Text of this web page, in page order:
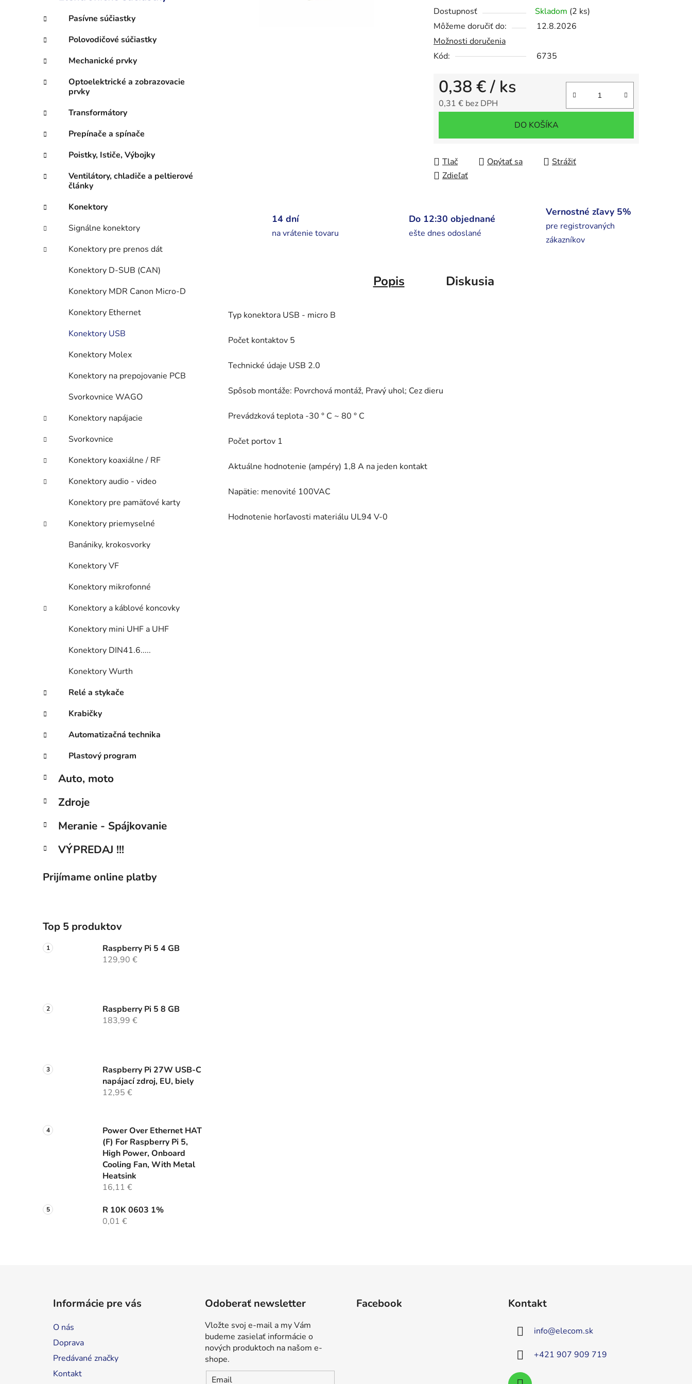
l
Pasívne súčiastky
Polovodičové súčiastky
Mechanické prvky
Optoelektrické a zobrazovacie
prvky
Transformátory
Prepínače a spínače
Poistky, Ističe, Výbojky
Ventilátory, chladiče a peltierové
články
Konektory
Signálne konektory
Konektory pre prenos dát
Konektory D-SUB (CAN)
Konektory MDR Canon Micro-D
Konektory Ethernet
Konektory USB
Konektory Molex
Konektory na prepojovanie PCB
Svorkovnice WAGO
Konektory napájacie
Svorkovnice
Konektory koaxiálne / RF
Konektory audio - video
Konektory pre pamäťové karty
Konektory priemyselné
Banániky, krokosvorky
Konektory VF
Konektory mikrofonné
Konektory a káblové koncovky
Konektory mini UHF a UHF
Konektory DIN41.6.....
Konektory Wurth
Relé a stykače
Krabičky
Automatizačná technika
Plastový program
Auto, moto
Zdroje
Meranie - Spájkovanie
VÝPREDAJ !!!
Prijímame online platby
Top 5 produktov
Raspberry Pi 5 4 GB
129,90 €
Raspberry Pi 5 8 GB
183,99 €
Raspberry Pi 27W USB-C
napájací zdroj, EU, biely
12,95 €
Power Over Ethernet HAT
(F) For Raspberry Pi 5,
High Power, Onboard
Cooling Fan, With Metal
Heatsink
16,11 €
R 10K 0603 1%
0,01 €
z
5
hviezdičiek.
Dostupnosť Skladom (2 ks)
Môžeme doručiť do:
12.8.2026
Možnosti doručenia
Kód:
6735
0,38 €/ ks
0,31 € bez DPH
DO KOŠÍKA
Tlač Opýtať sa
Strážiť
Zdieľať
14 dní
na vrátenie tovaru
Do 12:30 objednané
ešte dnes odoslané
Vernostné zľavy 5%
pre registrovaných
zákazníkov
Popis Diskusia
Typ konektora USB - micro B
Počet kontaktov 5
Technické údaje USB 2.0
Spôsob montáže: Povrchová montáž, Pravý uhol; Cez dieru
Prevádzková teplota -30 ° C ~ 80 ° C
Počet portov 1
Aktuálne hodnotenie (ampéry) 1,8 A na jeden kontakt
Napätie: menovité 100VAC
Hodnotenie horľavosti materiálu UL94 V-0
Informácie pre vás
O nás
Doprava
Predávané značky
Kontakt
Odoberať newsletter
Vložte svoj e-mail a my Vám
budeme zasielať informácie o
nových produktoch na našom e-
shope.
Email
Facebook Kontakt
info@elecom.sk
+421 907 909 719